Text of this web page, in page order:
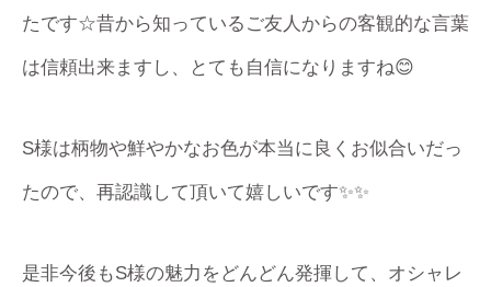
たです☆昔から知っているご友人からの客観的な言葉
は信頼出来ますし、とても自信になりますね😊
S様は柄物や鮮やかなお色が本当に良くお似合いだっ
たので、再認識して頂いて嬉しいです✨✨
是非今後もS様の魅力をどんどん発揮して、オシャレ